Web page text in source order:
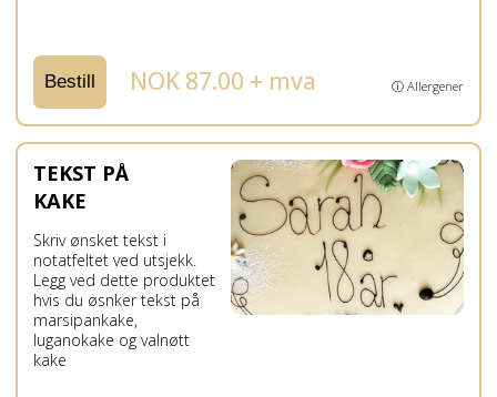
Bestill NOK 87.00 + mva ⓘ Allergener
TEKST PÅ
KAKE
Skriv ønsket tekst i
notatfeltet ved utsjekk.
Legg ved dette produktet
hvis du øsnker tekst på
marsipankake,
luganokake og valnøtt
kake